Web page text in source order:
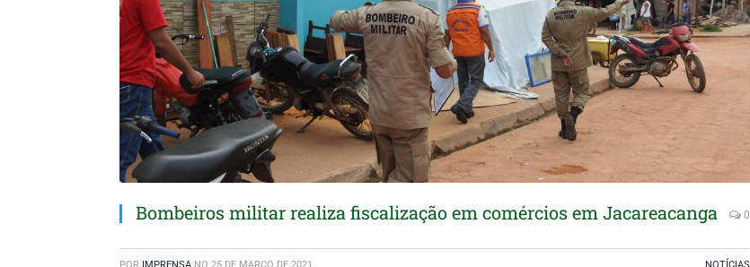
Bombeiros militar realiza fiscalização em comércios em Jacareacanga 0